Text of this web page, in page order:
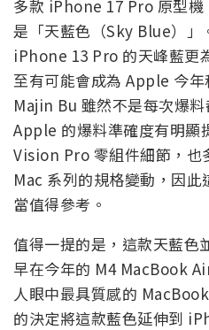
多款 iPhone 17 Pro 原型機
是「天藍色（Sky Blue）」
iPhone 13 Pro 的天峰藍更
至有可能會成為 Apple 今年
Majin Bu 雖然不是每次爆
Apple 的爆料準確度有明顯
Vision Pro 零組件細節，也
Mac 系列的規格變動，因
當值得參考。
值得一提的是，這款天藍色
早在今年的 M4 MacBook
人眼中最具質感的
的決定將這款藍色延伸到